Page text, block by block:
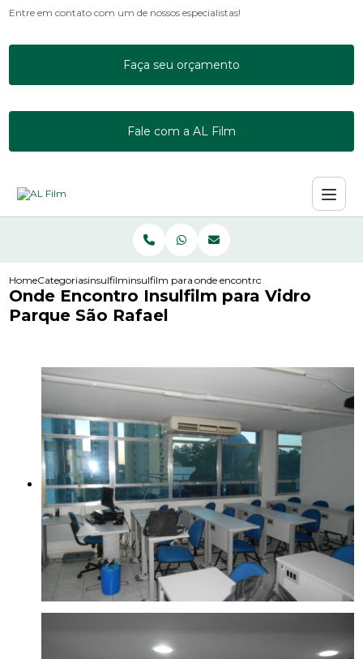
Entre em contato com um de nossos especialistas!
Faça seu orçamento
Fale com a AL Film
HomeCategoriasinsulfilminsulfilm para janela de apartamento
onde encontro insulfilm para vidro
Onde Encontro Insulfilm para Vidro
Parque São Rafael